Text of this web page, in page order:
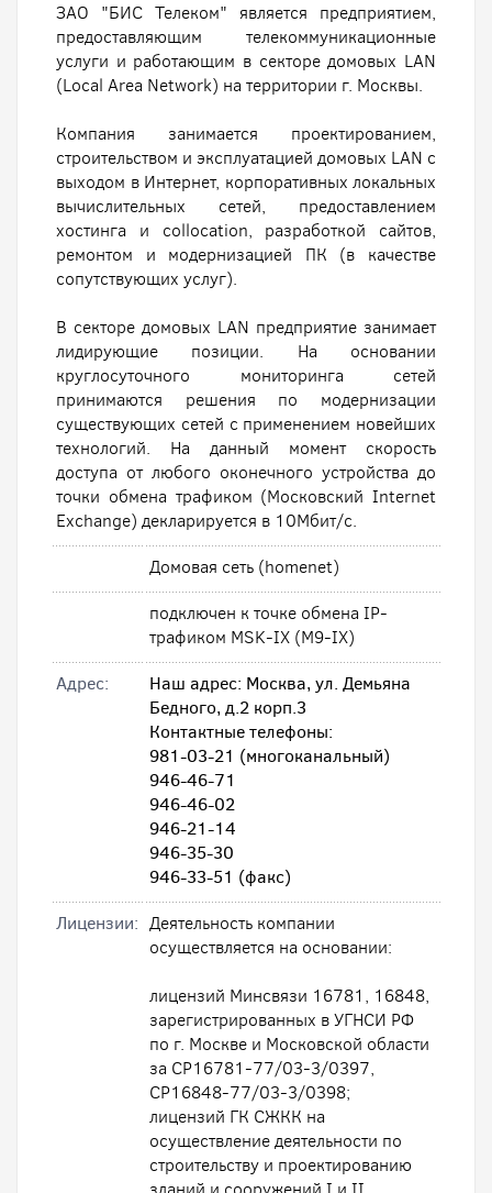
ЗАО "БИС Телеком" является предприятием,
предоставляющим телекоммуникационные
услуги и работающим в секторе домовых LAN
(Local Area Network) на территории г. Москвы.
Компания занимается проектированием,
строительством и эксплуатацией домовых LAN с
выходом в Интернет, корпоративных локальных
вычислительных сетей, предоставлением
хостинга и collocation, разработкой сайтов,
ремонтом и модернизацией ПК (в качестве
сопутствующих услуг).
В секторе домовых LAN предприятие занимает
лидирующие позиции. На основании
круглосуточного мониторинга сетей
принимаются решения по модернизации
существующих сетей с применением новейших
технологий. На данный момент скорость
доступа от любого оконечного устройства до
точки обмена трафиком (Московский Internet
Exchange) декларируется в 10Мбит/с.
Домовая сеть (homenet)
подключен к точке обмена IP-
трафиком MSK-IX (M9-IX)
Адрес:
Наш адрес: Москва, ул. Демьяна
Бедного, д.2 корп.3
Контактные телефоны:
981-03-21 (многоканальный)
946-46-71
946-46-02
946-21-14
946-35-30
946-33-51 (факс)
Лицензии: Деятельность компании
осуществляется на основании:
лицензий Минсвязи 16781, 16848,
зарегистрированных в УГНСИ РФ
по г. Москве и Московской области
за СР16781-77/03-3/0397,
СР16848-77/03-3/0398;
лицензий ГК СЖКК на
осуществление деятельности по
строительству и проектированию